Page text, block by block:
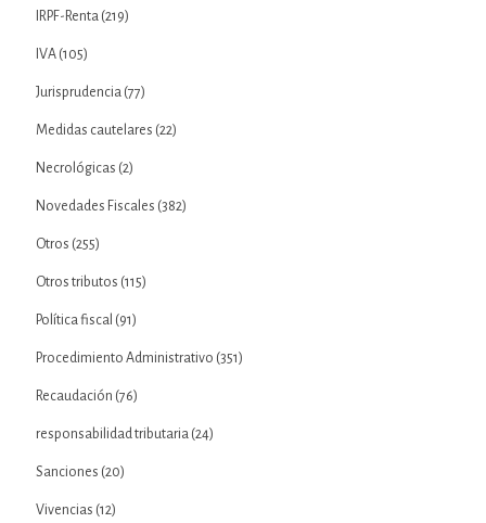
IRPF-Renta (219)
IVA (105)
Jurisprudencia (77)
Medidas cautelares (22)
Necrológicas (2)
Novedades Fiscales (382)
Otros (255)
Otros tributos (115)
Política fiscal (91)
Procedimiento Administrativo (351)
Recaudación (76)
responsabilidad tributaria (24)
Sanciones (20)
Vivencias (12)